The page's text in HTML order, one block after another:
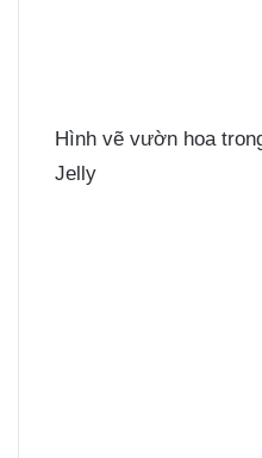
Hình vẽ vườn hoa
Jelly